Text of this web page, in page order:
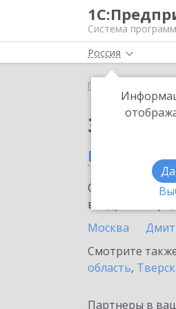
Система программ
Россия
Главная
в Дубне
Ознакомьтесь
внедрение
Москва
Смотрите
область,
Партнеры в